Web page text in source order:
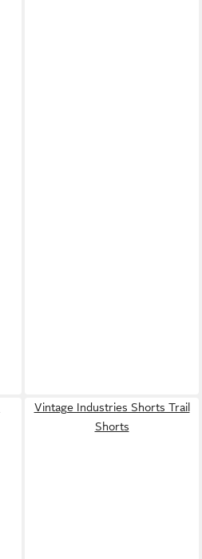
Vintage Industries Shorts Trail
Shorts